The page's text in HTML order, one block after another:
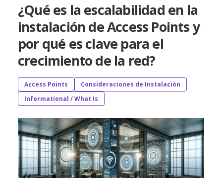
¿Qué es la escalabilidad en la
instalación de Access Points y
por qué es clave para el
crecimiento de la red?
Access Points
Consideraciones de Instalación
Informational / What Is